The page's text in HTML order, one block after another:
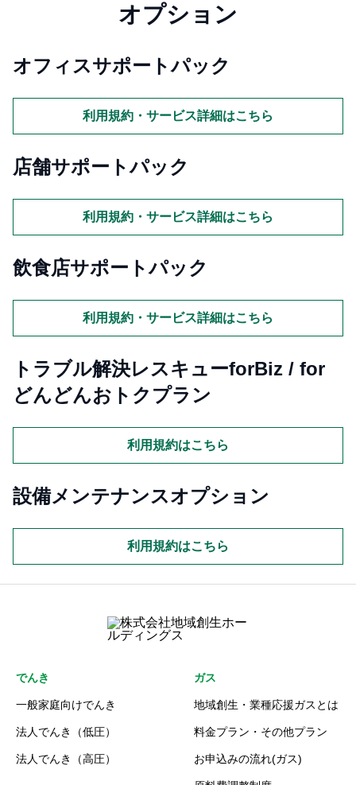
オプション
オフィスサポートパック
利用規約・サービス詳細はこちら
店舗サポートパック
利用規約・サービス詳細はこちら
飲食店サポートパック
利用規約・サービス詳細はこちら
トラブル解決レスキューforBiz / for
どんどんおトクプラン
利用規約はこちら
設備メンテナンスオプション
利用規約はこちら
でんき
一般家庭向けでんき
法人でんき（低圧）
法人でんき（高圧）
ガス
地域創生・業種応援ガスとは
料金プラン・その他プラン
お申込みの流れ(ガス)